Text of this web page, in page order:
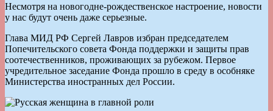
Несмотря на новогодне-рождественское настроение, новости
у нас будут очень даже серьезные.
Глава МИД РФ Сергей Лавров избран председателем
Попечительского совета Фонда поддержки и защиты прав
соотечественников, проживающих за рубежом. Первое
учредительное заседание Фонда прошло в среду в особняке
Министерства иностранных дел России.